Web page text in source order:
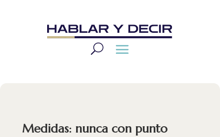
Medidas: nunca con punto